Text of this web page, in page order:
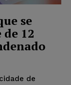
se
12
de